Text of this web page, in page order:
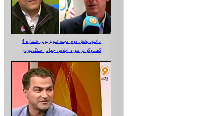
دانلود بخش دوم مجله تلویزیونی شماره 4
گفت‌وگو در مورد اجلاس جهانی سنگ‌نوردی